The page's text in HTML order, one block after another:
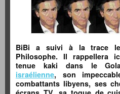
BiBi a suivi à la trace
Philosophe. Il rappellera
tenue kaki dans le
israélienne, son
combattants libyens, ses